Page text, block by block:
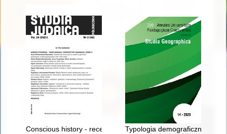
Conscious history - recenzja] Typologia demograficzna gmin